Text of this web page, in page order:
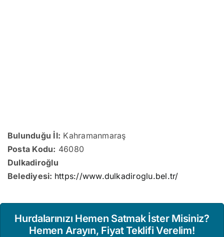
Bulunduğu İl: Kahramanmaraş
Posta Kodu: 46080
Dulkadiroğlu
Belediyesi: https://www.dulkadiroglu.bel.tr/
Hurdalarınızı Hemen Satmak İster Misiniz?
Hemen Arayın, Fiyat Teklifi Verelim!